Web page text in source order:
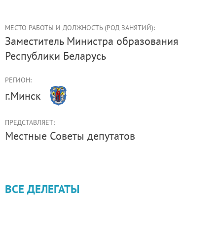
МЕСТО РАБОТЫ И ДОЛЖНОСТЬ (РОД ЗАНЯТИЙ):
заместитель Министра образования
Республики Беларусь
РЕГИОН:
г.Минск
ПРЕДСТАВЛЯЕТ:
Местные Советы депутатов
ВСЕ ДЕЛЕГАТЫ